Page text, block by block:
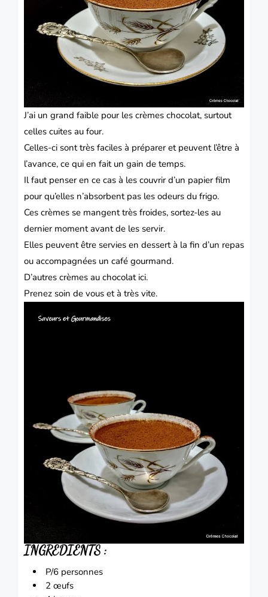
J’ai un grand faible pour les crèmes chocolat, surtout
celles cuites au four.
Celles-ci sont très faciles à préparer et peuvent l’être à
l’avance, ce qui en fait un gain de temps.
Il faut penser en ce cas à les couvrir d’un papier film
pour qu’elles n’absorbent pas les odeurs du frigo.
Ces crèmes se mangent très froides, sortez-les au
dernier moment avant de les servir.
Elles peuvent être servies en dessertà la fin d’un repas
ou accompagnées un café gourmand.
D’autres crèmes au chocolat ici.
Prenez soin de vous et à très vite.
INGREDIENTS :
P/6 personnes
2 œufs